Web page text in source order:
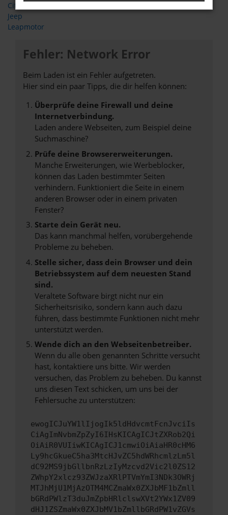
Citroen
Jeep
Leapmotor
Fehler: Network Error
Beim Laden ist ein Fehler aufgetreten.
Hier sind ein paar Tipps, die dir helfen können:
Überprüfe deine Firewall und deine
Internetverbindung.
Laden andere Webseiten, zum Beispiel deine
Suchmaschine?
Prüfe deine Browsererweiterungen.
Manche Erweiterungen, wie Werbeblocker,
können das Laden bestimmter Seiten
verhindern. Funktioniert die Seite in einem
anderen Browser oder in einem privaten
Fenster?
Starte dein Gerät neu.
Das kann manchmal helfen, vorübergehende
Probleme zu beheben.
Stelle sicher, dass dein Browser und dein
Betriebssystem auf dem neuesten Stand
sind.
Veraltete Software birgt nicht nur ein
Sicherheitsrisiko, sondern kann auch dazu
führen, dass bestimmte Funktionen nicht mehr
unterstützt werden.
Wende dich an den Webseitenbetreiber.
Wenn du alle oben genannten Schritte versucht
hast, kontaktiere uns bitte. Wir werden
versuchen, das Problem zu beheben. Du kannst
uns diesen Text schicken, um uns bei der
Fehlersuche zu unterstützen:
ewogICJuYW1lIjogIk5ldHdvcmtFcnJvciIs
CiAgImNvbmZpZyI6IHsKICAgICJtZXRob2Qi
OiAiR0VUIiwKICAgICJ1cmwiOiAiaHR0cHM6
Ly9hcGkueC5ha3MtcHJvZC5hdWRhcmlzLm5l
dC92MS9jbGllbnRzLzIyMzcvd2Vic2l0ZS12
ZWhpY2xlcz93ZWJzaXRlPTVmYmI3NDk3OWRj
MTJhMjU1MjAzOTM4MCZmaWx0ZXJbMF1bZmll
bGRdPWlzT3duJmZpbHRlclswXVt2YWx1ZV09
dHJ1ZSZmaWx0ZXJbMV1bZmllbGRdPW1vZGVs